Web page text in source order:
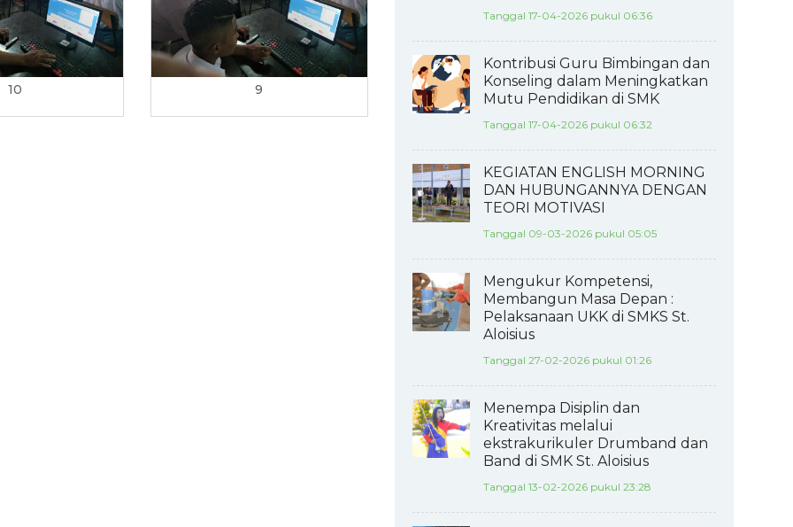
10 9
Tanggal 17-04-2026 pukul 06:36
Kontribusi Guru Bimbingan dan
Konseling dalam Meningkatkan
Mutu Pendidikan di SMK
Tanggal 17-04-2026 pukul 06:32
KEGIATAN ENGLISH MORNING
DAN HUBUNGANNYA DENGAN
TEORI MOTIVASI
Tanggal 09-03-2026 pukul 05:05
Mengukur Kompetensi,
Membangun Masa Depan :
Pelaksanaan UKK di SMKS St.
Aloisius
Tanggal 27-02-2026 pukul 01:26
Menempa Disiplin dan
Kreativitas melalui
ekstrakurikuler Drumband dan
Band di SMK St. Aloisius
Tanggal 13-02-2026 pukul 23:28